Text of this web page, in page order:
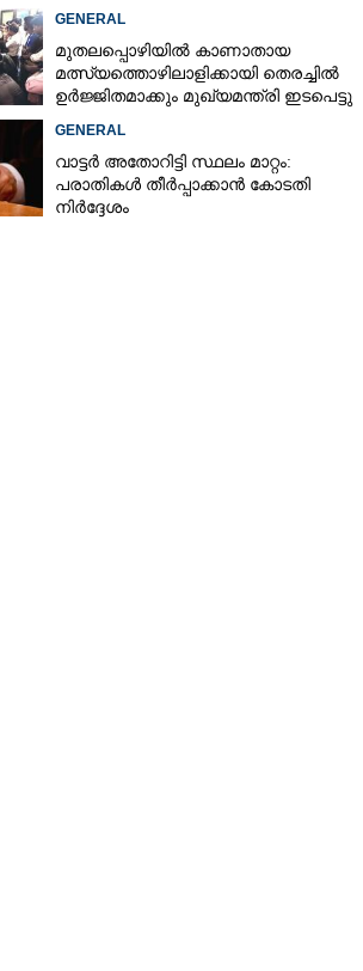
GENERAL
മുതലപ്പൊഴിയിൽ കാണാതായ
മത്സ്യത്തൊഴിലാളിക്കായി തെരച്ചിൽ
ഉർജ്ജിതമാക്കും മുഖ്യമന്ത്രി ഇടപെട്ടു
GENERAL
വാട്ടർ അതോറിട്ടി സ്ഥലം മാറ്റം:
പരാതികൾ തീർപ്പാക്കാൻ കോടതി
നിർദ്ദേശം